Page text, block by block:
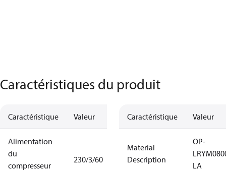
Caractéristiques du produit
Caractéristique Valeur
Alimentation
du
compresseur
230/3/60
Caractéristique Valeur
Material
Description
OP-
LA